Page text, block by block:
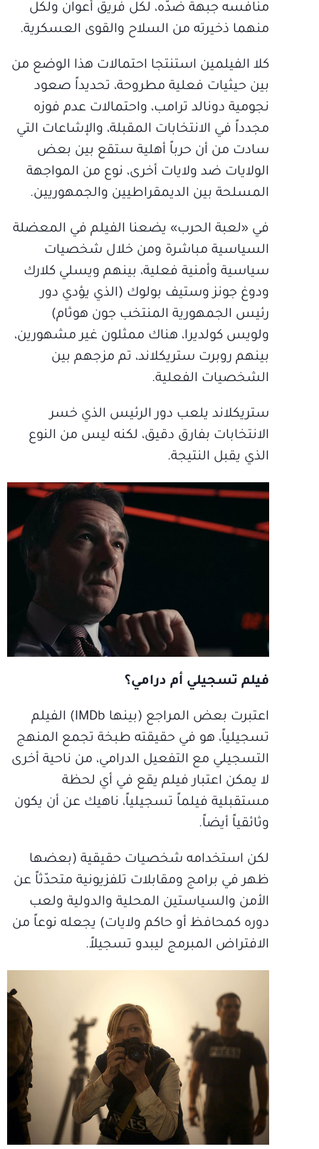
منافسه جبهة ضدّه، لكل فريق أعوان ولكل
منهما ذخيرته من السلاح والقوى العسكرية.
كلا الفيلمين استنتجا احتمالات هذا الوضع من
بين حيثيات فعلية مطروحة، تحديداً صعود
نجومية دونالد ترامب، واحتمالات عدم فوزه
مجدداً في الانتخابات المقبلة، والإشاعات التي
سادت من أن حرباً أهلية ستقع بين بعض
الولايات ضد ولايات أخرى، نوع من المواجهة
المسلحة بين الديمقراطيين والجمهوريين.
في «لعبة الحرب» يضعنا الفيلم في المعضلة
السياسية مباشرة ومن خلال شخصيات
سياسية وأمنية فعلية، بينهم ويسلي كلارك
ودوغ جونز وستيف بولوك (الذي يؤدي دور
رئيس الجمهورية المنتخب جون هوثام)
ولويس كولديرا، هناك ممثلون غير مشهورين،
بينهم روبرت ستريكلاند، تم مزجهم بين
الشخصيات الفعلية.
ستريكلاند يلعب دور الرئيس الذي خسر
الانتخابات بفارق دقيق، لكنه ليس من النوع
الذي يقبل النتيجة.
فيلم تسجيلي أم درامي؟
اعتبرت بعض المراجع (بينها IMDb) الفيلم
تسجيلياً، هو في حقيقته طبخة تجمع المنهج
التسجيلي مع التفعيل الدرامي، من ناحية أخرى
لا يمكن اعتبار فيلم يقع في أي لحظة
مستقبلية فيلماً تسجيلياً، ناهيك عن أن يكون
وثائقياً أيضاً.
لكن استخدامه شخصيات حقيقية (بعضها
ظهر في برامج ومقابلات تلفزيونية متحدّثاً عن
الأمن والسياستين المحلية والدولية ولعب
دوره كمحافظ أو حاكم ولايات) يجعله نوعاً من
الافتراض المبرمج ليبدو تسجيلاً.